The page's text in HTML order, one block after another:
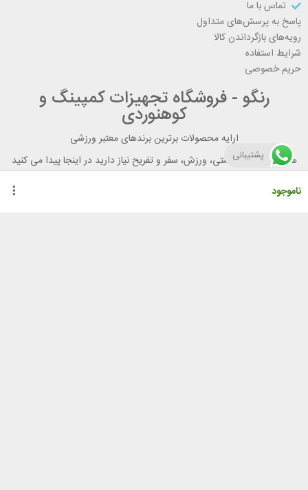
ناموجود
تماس با ما
پاسخ به پرسش‌های متداول
رویه‌های بازگرداندن کالا
شرایط استفاده
حریم خصوصی
رنگو - فروشگاه تجهیزات کمپینگ و
کوهنوردی
ارایه محصولات برترین برندهای معتبر ورزشی
هر آنچه برای تندرستی، ورزش، سفر و تفریح نیاز دارید در اینجا پیدا می کنید
پشتیبانی